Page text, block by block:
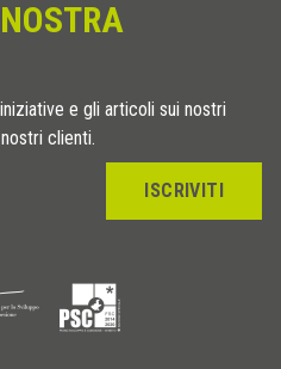
e gli articoli sui nostri
clienti.
ISCRIVITI